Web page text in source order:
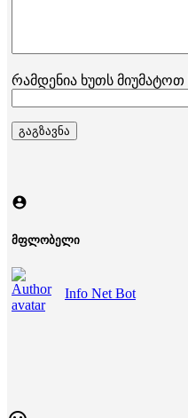
რამდენია ხუთს მიუმატოთ
მფლობელი
Info Net Bot